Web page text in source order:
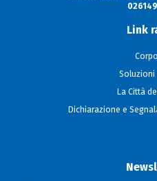
Link
Soluzioni
La Città
Dichiarazione e